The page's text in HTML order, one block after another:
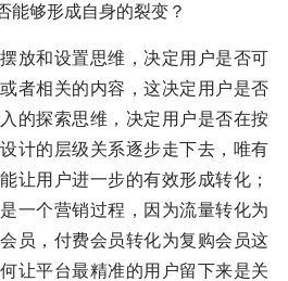
能够形成自身的裂变？
放和设置思维，决定用户是否可
者相关的内容，这决定用户是否
的探索思维，决定用户是否在按
计的层级关系逐步走下去，唯有
让用户进一步的有效形成转化；
一个营销过程，因为流量转化为
员，付费会员转化为复购会员这
让平台最精准的用户留下来是关